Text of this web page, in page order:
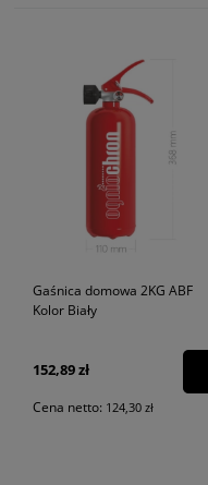
Gaśnica domowa 2KG ABF
Kolor Biały
152,89 zł
Cena netto: 124,30 zł